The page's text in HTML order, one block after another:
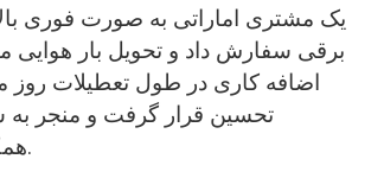
یک مشتری اماراتی به صورت فوری
برقی سفارش داد و تحویل بار هوایی
اضافه کاری در طول تعطیلات روز
تحسین قرار گرفت و منجر
همکاری مجدد شد.